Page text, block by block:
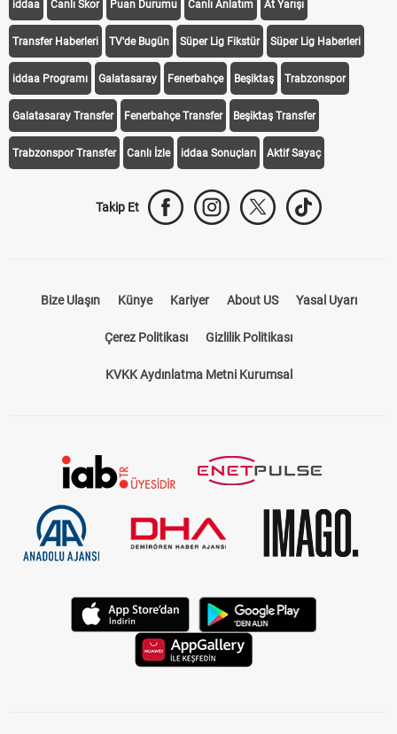
iddaa Canlı Skor Puan Durumu Canlı Anlatım At Yarışı
Transfer Haberleri TV'de Bugün Süper Lig Fikstür Süper Lig Haberleri
iddaa Programı Galatasaray Fenerbahçe Beşiktaş Trabzonspor
Galatasaray Transfer Fenerbahçe Transfer Beşiktaş Transfer
Trabzonspor Transfer Canlı İzle iddaa Sonuçları Aktif Sayaç